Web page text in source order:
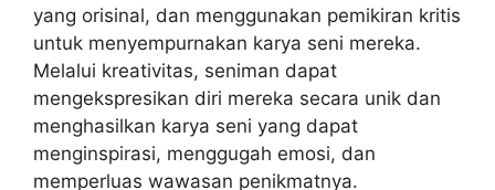
yang orisinal, dan menggunakan pemikiran kritis
untuk menyempurnakan karya seni mereka.
Melalui kreativitas, seniman dapat
mengekspresikan diri mereka secara unik dan
menghasilkan karya seni yang dapat
menginspirasi, menggugah emosi, dan
memperluas wawasan penikmatnya.